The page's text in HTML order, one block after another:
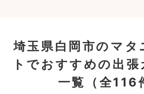
埼玉県白岡市のマタ
トでおすすめの出
一覧
（全116